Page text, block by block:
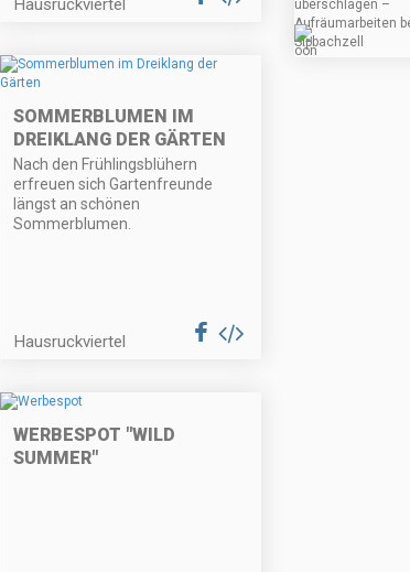
Hausruckviertel
SOMMERBLUMEN IM
DREIKLANG DER GÄRTEN
Nach den Frühlingsblühern
erfreuen sich Gartenfreunde
längst an schönen
Sommerblumen.
Hausruckviertel
WERBESPOT "WILD
SUMMER"